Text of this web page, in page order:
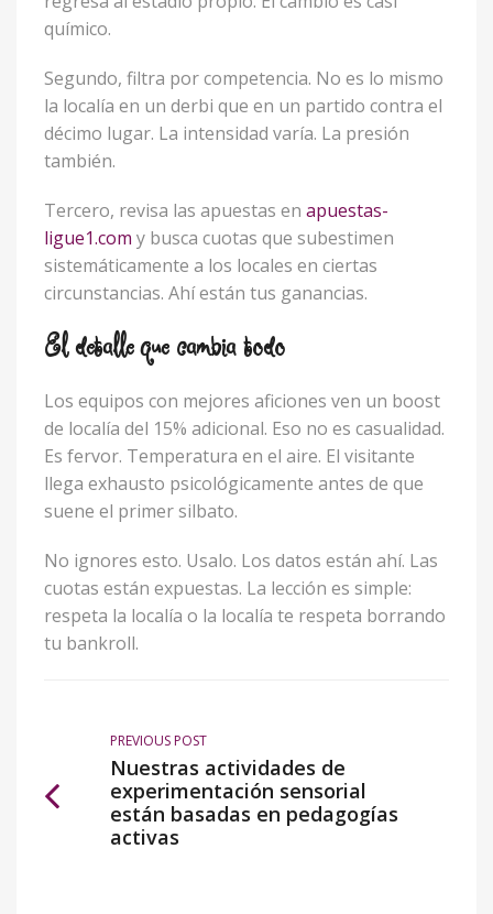
químico.
Segundo, filtra por competencia. No es lo mismo
la localía en un derbi que en un partido contra el
décimo lugar. La intensidad varía. La presión
también.
Tercero, revisa las apuestas en apuestas-
ligue1.com y busca cuotas que subestimen
sistemáticamente a los locales en ciertas
circunstancias. Ahí están tus ganancias.
El detalle que cambia todo
Los equipos con mejores aficiones ven un boost
de localía del 15% adicional. Eso no es casualidad.
Es fervor. Temperatura en el aire. El visitante
llega exhausto psicológicamente antes de que
suene el primer silbato.
No ignores esto. Usalo. Los datos están ahí. Las
cuotas están expuestas. La lección es simple:
respeta la localía o la localía te respeta borrando
tu bankroll.
PREVIOUS POST
Nuestras actividades de
experimentación sensorial
están basadas en pedagogías
activas